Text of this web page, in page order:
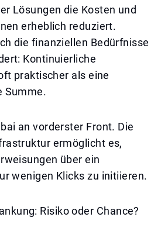
Lösungen die Kosten und
erheblich reduziert.
die finanziellen Bedürfnisse
Kontinuierliche
praktischer als eine
Summe.
an vorderster Front. Die
ermöglicht es,
über ein
wenigen Klicks zu initiieren.
Risiko oder Chance?